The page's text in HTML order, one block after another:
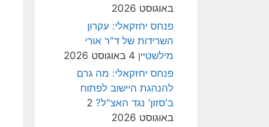
באוגוסט 2026
פנחס יחזקאלי: עקרון
השרידות של ד"ר אורי
מילשטיין 4 באוגוסט 2026
פנחס יחזקאלי: מה גרם
להנהגת היישוב לפתוח
ב'סזון' נגד האצ"ל? 2
באוגוסט 2026